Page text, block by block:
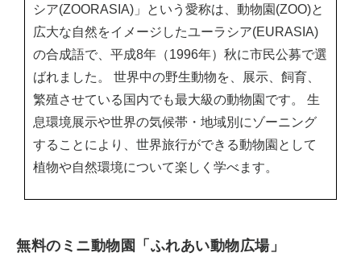
シア(ZOORASIA)」という愛称は、動物園(ZOO)と
広大な自然をイメージしたユーラシア(EURASIA)
の合成語で、平成8年（1996年）秋に市民公募で選
ばれました。 世界中の野生動物を、展示、飼育、
繁殖させている国内でも最大級の動物園です。 生
息環境展示や世界の気候帯・地域別にゾーニング
することにより、世界旅行ができる動物園として
植物や自然環境について楽しく学べます。
無料のミニ動物園「ふれあい動物広場」